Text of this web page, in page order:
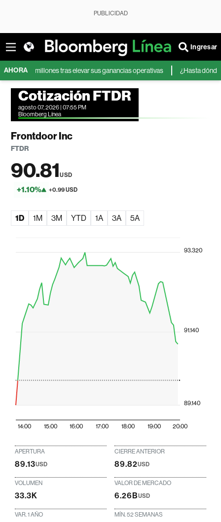
PUBLICIDAD
Ingresar
AHORA
millones tras elevar sus ganancias operativas ¿Hasta dónde
Cotización FTDR
agosto 07, 2026 | 07:55 PM
Bloomberg Línea
Frontdoor Inc
FTDR
90.81USD
+1.10% +0.99 USD
1D 1M 3M YTD 1A 3A 5A
14:00 15:00 16:00 17:00 18:00 19:00 20:00
89.140
91.140
93.320
APERTURA
89.13USD
CIERRE ANTERIOR
89.82USD
VOLUMEN
33.3K
VALOR DE MERCADO
6.26BUSD
VAR. 1 AÑO MÍN. 52 SEMANAS